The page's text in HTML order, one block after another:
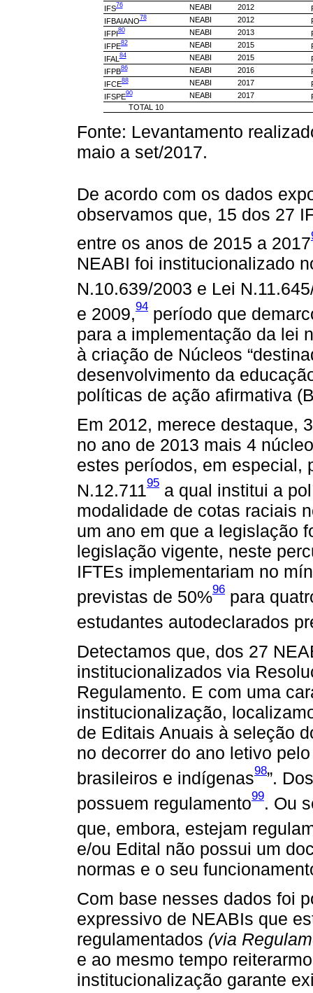
IFS76 NEABI 2012
IFBAIANO78 NEABI 2012
IFPI80 NEABI 2013
IFPE82 NEABI 2015
IFAL84 NEABI 2015
IFPB86 NEABI 2016
IFCE88 NEABI 2017
IFSPE90 NEABI 2017
TOTAL 10
Fonte: Levantamento
maio a set/2017.
De acordo com os dados
observamos que, 15 dos 27
entre os anos de 2015 a 2017
NEABI foi institucionalizado
N.10.639/2003 e Lei
e 2009,94 período que
para a implementação da lei
à criação de Núcleos
desenvolvimento da
políticas de ação afirmativa
Em 2012, merece destaque,
no ano de 2013 mais 4
estes períodos, em especial,
N.12.71195 a qual institui a
modalidade de cotas raciais
um ano em que a legislação
legislação vigente, neste
IFTEs implementariam no
previstas de 50%96 para
estudantes autodeclarados
Detectamos que, dos 27
institucionalizados via
Regulamento. E com uma
institucionalização,
de Editais Anuais à seleção
no decorrer do ano letivo
brasileiros e indígenas98”.
possuem regulamento99. Ou
que, embora, estejam
e/ou Edital não possui um
normas e o seu
Com base nesses dados foi
expressivo de NEABIs que
regulamentados (via
e ao mesmo tempo
institucionalização garante